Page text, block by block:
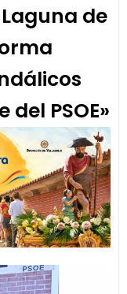
de
PSOE»